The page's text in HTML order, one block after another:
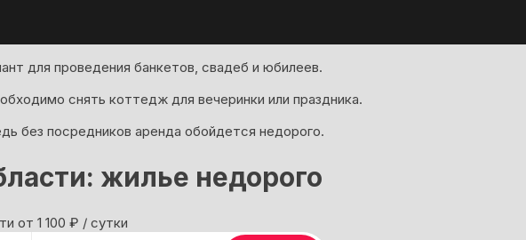
для проведения банкетов, свадеб и юбилеев.
снять коттедж для вечеринки или праздника.
без посредников аренда обойдется недорого.
жилье недорого
oт 1 100 ₽ / сутки